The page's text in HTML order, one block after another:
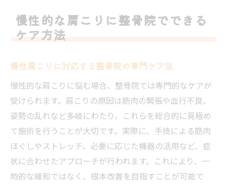
慢性的な肩こりに整骨院でできる
ケア方法
慢性肩こりに対応する整骨院の専門ケア法
慢性的な肩こりに悩む場合、整骨院では専門的なケアが
受けられます。肩こりの原因は筋肉の緊張や血行不良、
姿勢の乱れなど多岐にわたり、これらを総合的に見極め
て施術を行うことが大切です。実際に、手技による筋肉
ほぐしやストレッチ、必要に応じた機器の活用など、症
状に合わせたアプローチが行われます。これにより、一
時的な緩和ではなく、根本改善を目指すことが可能で